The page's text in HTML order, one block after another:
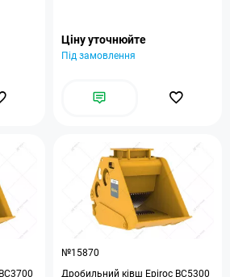
Ціну уточнюйте
Під замовлення
№15870
Дробильний ківш Epiroc BC5300